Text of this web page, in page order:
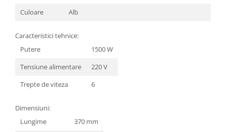
Culoare
Alb
Caracteristici tehnice:
Putere
1500 W
Tensiune alimentare
220 V
Trepte de viteza
6
Dimensiuni:
Lungime
370 mm